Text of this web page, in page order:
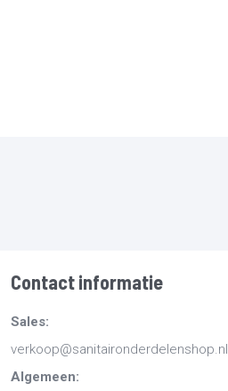
Contact informatie
Sales:
verkoop@sanitaironderdelenshop.nl
Algemeen: